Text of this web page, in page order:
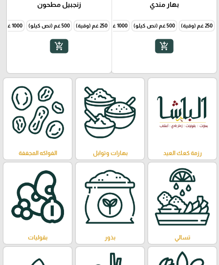
بهار مندي
250 غم (وقية) 500 غم (نص كيلو) 1000 غم (1 كيلو)
add_shopping_cart
زنجبيل مطحون
250 غم (وقية) 500 غم (نص كيلو) 1000 غم (1 كيلو)
add_shopping_cart
رزمة كعك العيد بهارات وتوابل الفواكه المجففة
تسالي بذور بقوليات